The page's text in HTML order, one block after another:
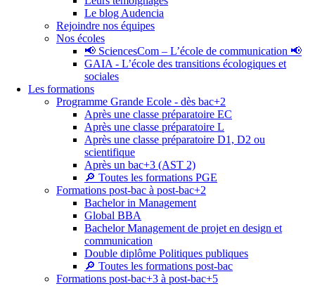
Le blog Audencia
Rejoindre nos équipes
Nos écoles
📢 SciencesCom – L’école de communication 📢
GAIA - L’école des transitions écologiques et
sociales
Les formations
Programme Grande Ecole - dès bac+2
Après une classe préparatoire EC
Après une classe préparatoire L
Après une classe préparatoire D1, D2 ou
scientifique
Après un bac+3 (AST 2)
🔎 Toutes les formations PGE
Formations post-bac à post-bac+2
Bachelor in Management
Global BBA
Bachelor Management de projet en design et
communication
Double diplôme Politiques publiques
🔎 Toutes les formations post-bac
Formations post-bac+3 à post-bac+5